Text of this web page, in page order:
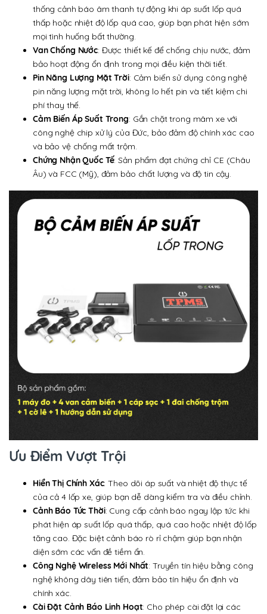
thống cảnh báo âm thanh tự động khi áp suất lốp quá
thấp hoặc nhiệt độ lốp quá cao, giúp bạn phát hiện sớm
mọi tình huống bất thường.
Van Chống Nước: Được thiết kế để chống chịu nước, đảm
bảo hoạt động ổn định trong mọi điều kiện thời tiết.
Pin Năng Lượng Mặt Trời: Cảm biến sử dụng công nghệ
pin năng lượng mặt trời, không lo hết pin và tiết kiệm chi
phí thay thế.
Cảm Biến Áp Suất Trong: Gắn chặt trong mâm xe với
công nghệ chip xử lý của Đức, bảo đảm độ chính xác cao
và bảo vệ chống mất trộm.
Chứng Nhận Quốc Tế: Sản phẩm đạt chứng chỉ CE (Châu
Âu) và FCC (Mỹ), đảm bảo chất lượng và độ tin cậy.
Ưu Điểm Vượt Trội
Hiển Thị Chính Xác: Theo dõi áp suất và nhiệt độ thực tế
của cả 4 lốp xe, giúp bạn dễ dàng kiểm tra và điều chỉnh.
Cảnh Báo Tức Thời: Cung cấp cảnh báo ngay lập tức khi
phát hiện áp suất lốp quá thấp, quá cao hoặc nhiệt độ lốp
tăng cao. Đặc biệt cảnh báo rò rỉ chậm giúp bạn nhận
diện sớm các vấn đề tiềm ẩn.
Công Nghệ Wireless Mới Nhất: Truyền tín hiệu bằng công
nghệ không dây tiên tiến, đảm bảo tín hiệu ổn định và
chính xác.
Cài Đặt Cảnh Báo Linh Hoạt: Cho phép cài đặt lại các